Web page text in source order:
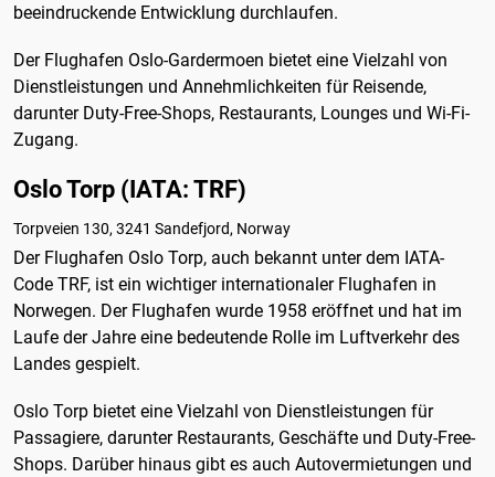
beeindruckende Entwicklung durchlaufen.
Der Flughafen Oslo-Gardermoen bietet eine Vielzahl von
Dienstleistungen und Annehmlichkeiten für Reisende,
darunter Duty-Free-Shops, Restaurants, Lounges und Wi-Fi-
Zugang.
Oslo Torp (IATA: TRF)
Torpveien 130, 3241 Sandefjord, Norway
Der Flughafen Oslo Torp, auch bekannt unter dem IATA-
Code TRF, ist ein wichtiger internationaler Flughafen in
Norwegen. Der Flughafen wurde 1958 eröffnet und hat im
Laufe der Jahre eine bedeutende Rolle im Luftverkehr des
Landes gespielt.
Oslo Torp bietet eine Vielzahl von Dienstleistungen für
Passagiere, darunter Restaurants, Geschäfte und Duty-Free-
Shops. Darüber hinaus gibt es auch Autovermietungen und